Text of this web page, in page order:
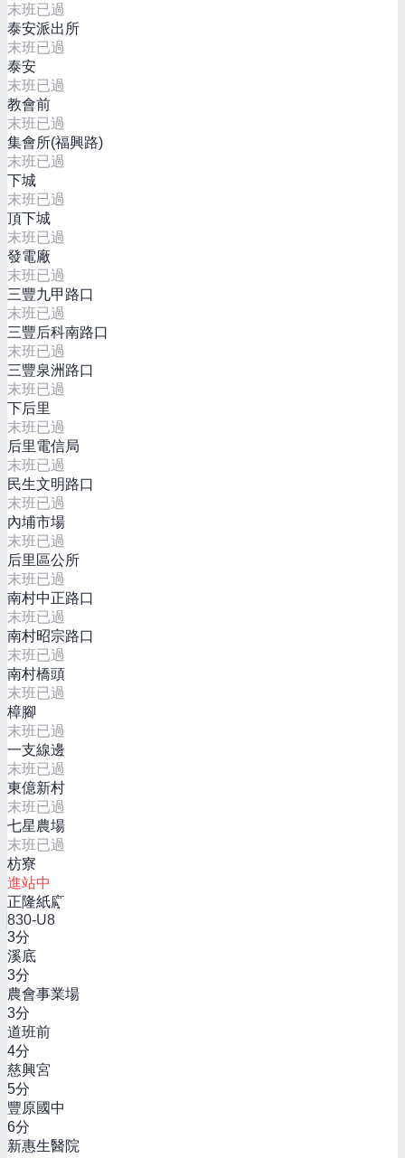
末班已過
泰安派出所
末班已過
泰安
末班已過
教會前
末班已過
集會所(福興路)
末班已過
下城
末班已過
頂下城
末班已過
發電廠
末班已過
三豐九甲路口
末班已過
三豐后科南路口
末班已過
三豐泉洲路口
末班已過
下后里
末班已過
后里電信局
末班已過
民生文明路口
末班已過
內埔市場
末班已過
后里區公所
末班已過
南村中正路口
末班已過
南村昭宗路口
末班已過
南村橋頭
末班已過
樟腳
末班已過
一支線邊
末班已過
東億新村
末班已過
七星農場
末班已過
枋寮
進站中
正隆紙廠
830-U8
3分
溪底
3分
農會事業場
3分
道班前
4分
慈興宮
5分
豐原國中
6分
新惠生醫院